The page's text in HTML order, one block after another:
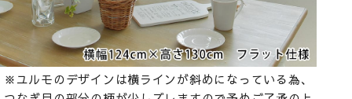
※ユルモのデザインは横ラインが斜めになっている為、